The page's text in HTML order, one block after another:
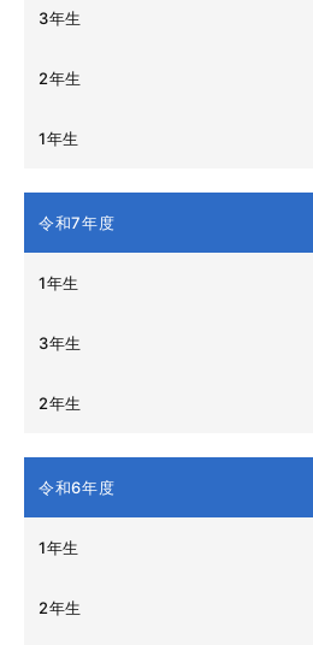
3年生
2年生
1年生
令和7年度
1年生
3年生
2年生
令和6年度
1年生
2年生